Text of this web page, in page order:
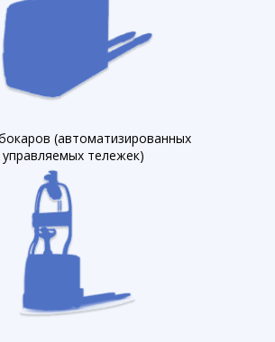
(автоматизированных
управляемых тележек)